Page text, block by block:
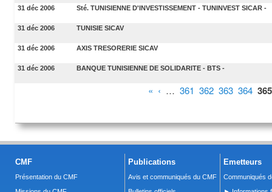
31 déc 2006 Sté. TUNISIENNE D'INVESTISSEMENT - TUNINVEST SICAR -
31 déc 2006 TUNISIE SICAV
31 déc 2006 AXIS TRESORERIE SICAV
31 déc 2006 BANQUE TUNISIENNE DE SOLIDARITE - BTS -
« ‹ … 361 362 363 364 365
CMF
Présentation du CMF
Publications
Avis et communiqués du CMF
Emetteurs
Communiqués